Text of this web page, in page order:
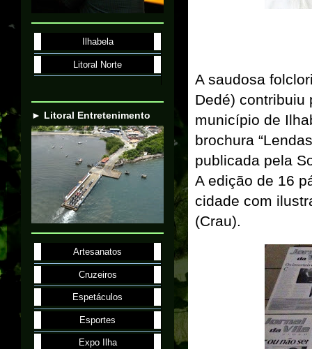
A saudosa
Dedé) contribuiu
município de
brochura
publicada pela
A edição de 16
cidade com
(Crau).
Ilhabela
Litoral Norte
► Litoral Entretenimento
Artesanatos
Cruzeiros
Espetáculos
Esportes
Expo Ilha